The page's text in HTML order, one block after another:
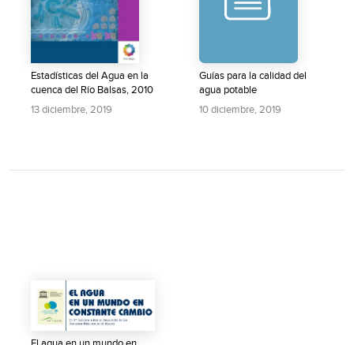
Estadísticas del Agua en la
cuenca del Río Balsas, 2010
13 diciembre, 2019
Guías para la calidad del
agua potable
10 diciembre, 2019